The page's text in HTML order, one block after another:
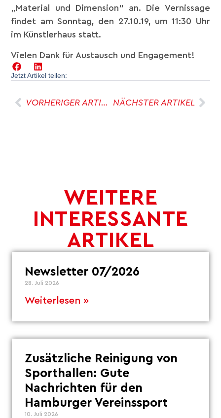
„Material und Dimension“ an. Die Vernissage
findet am Sonntag, den 27.10.19, um 11:30 Uhr
im Künstlerhaus statt.
Vielen Dank für Austausch und Engagement!
Jetzt Artikel teilen:
VORHERIGER ARTIKEL NÄCHSTER ARTIKEL
WEITERE
INTERESSANTE
ARTIKEL
Newsletter 07/2026
28. Juli 2026
Weiterlesen »
Zusätzliche Reinigung von
Sporthallen: Gute
Nachrichten für den
Hamburger Vereinssport
10. Juli 2026